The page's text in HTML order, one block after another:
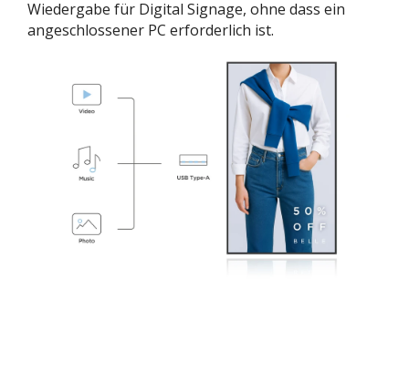
Wiedergabe für Digital Signage, ohne dass ein
angeschlossener PC erforderlich ist.​